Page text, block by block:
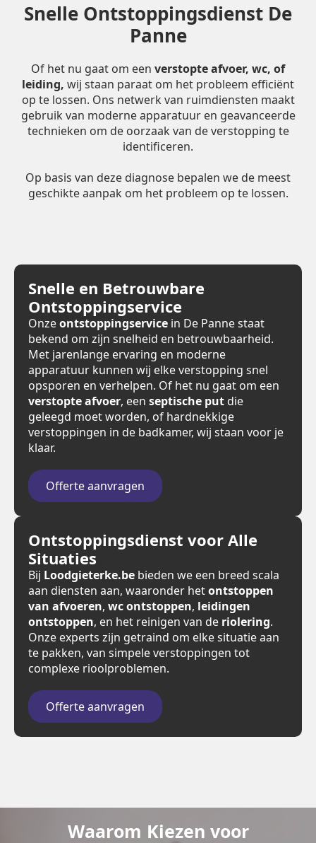
Snelle Ontstoppingsdienst De
Panne
Of het nu gaat om een verstopte afvoer, wc, of
leiding, wij staan paraat om het probleem efficiënt
op te lossen. Ons netwerk van ruimdiensten maakt
gebruik van moderne apparatuur en geavanceerde
technieken om de oorzaak van de verstopping te
identificeren.
Op basis van deze diagnose bepalen we de meest
geschikte aanpak om het probleem op te lossen.
Snelle en Betrouwbare
Ontstoppingservice
Onzeontstoppingservice in De Panne staat
bekend om zijn snelheid en betrouwbaarheid.
Met jarenlange ervaring en moderne
apparatuur kunnen wij elke verstopping snel
opsporen en verhelpen. Of het nu gaat om een
verstopte afvoer, een septische put die
geleegd moet worden, of hardnekkige
verstoppingen in de badkamer, wij staan voor je
klaar.
Offerte aanvragen
Ontstoppingsdienst voor Alle
Situaties
Bij Loodgieterke.be bieden we een breed scala
aan diensten aan, waaronder hetontstoppen
van afvoeren, wc ontstoppen, leidingen
ontstoppen, en het reinigen van de riolering.
Onze experts zijn getraind om elke situatie aan
te pakken, van simpele verstoppingen tot
complexe rioolproblemen.
Offerte aanvragen
Waarom Kiezen voor